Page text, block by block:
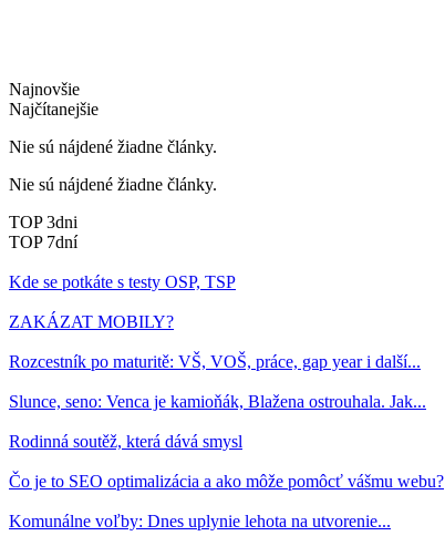
Najnovšie
Najčítanejšie
Nie sú nájdené žiadne články.
Nie sú nájdené žiadne články.
TOP 3dni
TOP 7dní
Kde se potkáte s testy OSP, TSP
ZAKÁZAT MOBILY?
Rozcestník po maturitě: VŠ, VOŠ, práce, gap year i další...
Slunce, seno: Venca je kamioňák, Blažena ostrouhala. Jak...
Rodinná soutěž, která dává smysl
Čo je to SEO optimalizácia a ako môže pomôcť vášmu webu?
Komunálne voľby: Dnes uplynie lehota na utvorenie...